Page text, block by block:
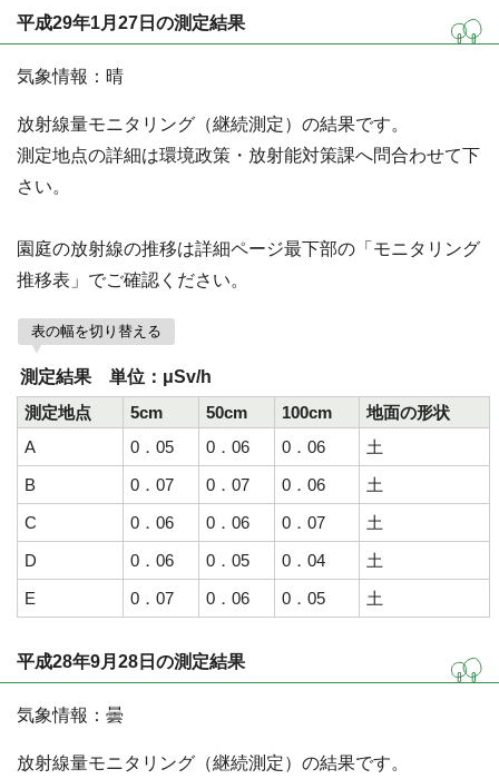
平成29年1月27日の測定結果
気象情報：晴
放射線量モニタリング（継続測定）の結果です。
測定地点の詳細は環境政策・放射能対策課へ問合わせて下
さい。
園庭の放射線の推移は詳細ページ最下部の「モニタリング
推移表」でご確認ください。
表の幅を切り替える
測定結果 単位：μSv/h
測定地点
5cm 50cm 100cm
地面の形状
A
0．05 0．06 0．06
土
B
0．07 0．07 0．06
土
C
0．06 0．06 0．07
土
D
0．06 0．05 0．04
土
E
0．07 0．06 0．05 土
平成28年9月28日の測定結果
気象情報：曇
放射線量モニタリング（継続測定）の結果です。